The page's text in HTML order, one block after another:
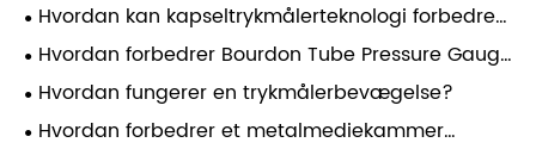
Hvordan kan kapseltrykmålerteknologi forbedre
pålideligheden af ​​industrielle målinger?
Hvordan forbedrer Bourdon Tube Pressure Gauge
industriel måling?
Hvordan fungerer en trykmålerbevægelse?
Hvordan forbedrer et metalmediekammer